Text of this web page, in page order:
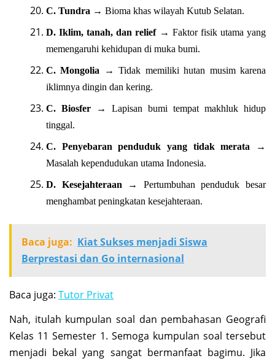
C. Tundra → Bioma khas wilayah Kutub Selatan.
D. Iklim, tanah, dan relief→ Faktor fisik utama yang
memengaruhi kehidupan di muka bumi.
C. Mongolia → Tidak memiliki hutan musim karena
iklimnya dingin dan kering.
C. Biosfer → Lapisan bumi tempat makhluk hidup
tinggal.
C. Penyebaran penduduk yang tidak merata →
Masalah kependudukan utama Indonesia.
D. Kesejahteraan → Pertumbuhan penduduk besar
menghambat peningkatan kesejahteraan.
Baca juga: Kiat Sukses menjadi Siswa
Berprestasi dan Go internasional
Baca juga: Tutor Privat
Nah, itulah kumpulan soal dan pembahasan Geografi
Kelas 11 Semester 1. Semoga kumpulan soal tersebut
menjadi bekal yang sangat bermanfaat bagimu. Jika